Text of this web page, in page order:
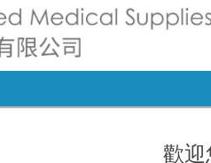
歡迎